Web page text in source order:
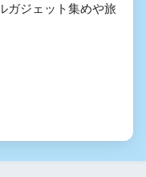
ガジェット集めや旅